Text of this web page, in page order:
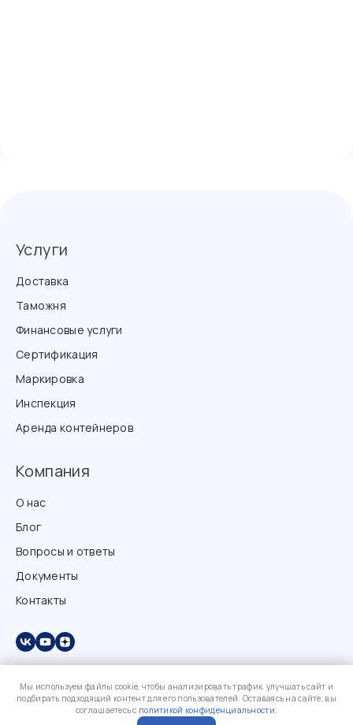
Услуги
Доставка
Таможня
Финансовые услуги
Сертификация
Маркировка
Инспекция
Аренда контейнеров
Компания
О нас
Блог
Вопросы и ответы
Документы
Контакты
Мы используем файлы cookie, чтобы анализировать трафик, улучшать сайт и
подбирать подходящий контент для его пользователей. Оставаясь на сайте, вы
соглашаетесь с политикой конфиденциальности.